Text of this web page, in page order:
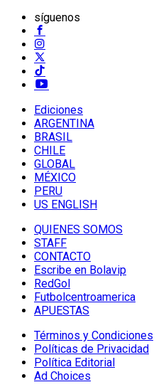
síguenos
Ediciones
ARGENTINA
BRASIL
CHILE
GLOBAL
MÉXICO
PERU
US ENGLISH
QUIENES SOMOS
STAFF
CONTACTO
Escribe en Bolavip
RedGol
Futbolcentroamerica
APUESTAS
Términos y Condiciones
Políticas de Privacidad
Política Editorial
Ad Choices